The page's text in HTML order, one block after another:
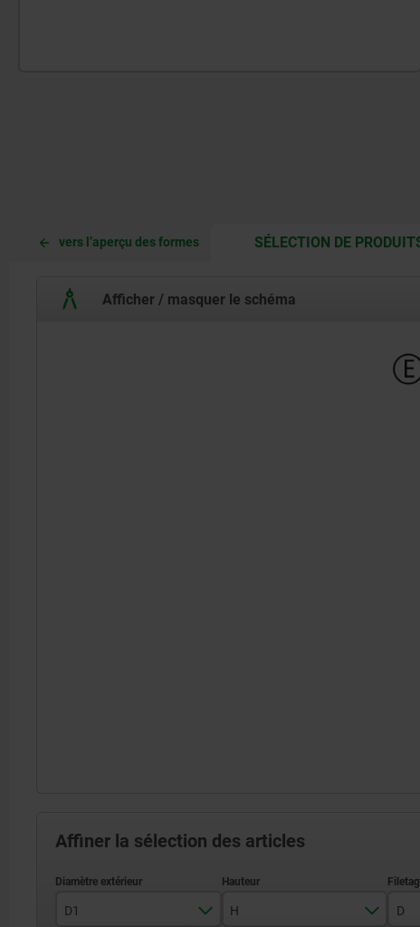
vers l’aperçu des formes SÉLECTION DE
Afficher / masquer le schéma
Affiner la sélection des articles
D1 H D